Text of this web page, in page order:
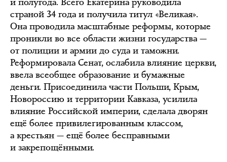
страной 34 года и получила титул «Великая».
Она проводила масштабные реформы, которые
проникли во все области жизни государства —
от полиции и армии до суда и таможни.
Реформировала Сенат, ослабила влияние церкви,
ввела всеобщее образование и бумажные
деньги. Присоединила части Польши, Крым,
Новороссию и территории Кавказа, усилила
влияние Российской империи, сделала дворян
ещё более привилегированным классом,
а крестьян — ещё более бесправными
и закрепощёнными.